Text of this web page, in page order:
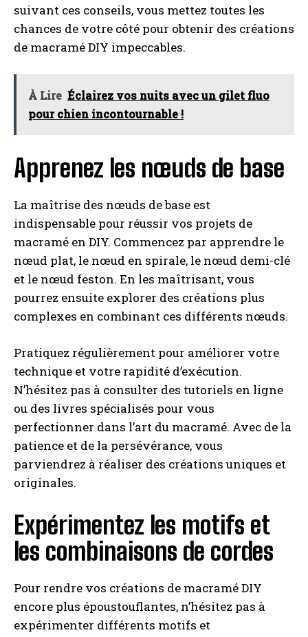
suivant ces conseils, vous mettez toutes les
chances de votre côté pour obtenir des créations
de macramé DIY impeccables.
À Lire Éclairez vos nuits avec un gilet fluo
pour chien incontournable !
Apprenez les nœuds de base
La maîtrise des nœuds de base est
indispensable pour réussir vos projets de
macramé en DIY. Commencez par apprendre le
nœud plat, le nœud en spirale, le nœud demi-clé
et le nœud feston. En les maîtrisant, vous
pourrez ensuite explorer des créations plus
complexes en combinant ces différents nœuds.
Pratiquez régulièrement pour améliorer votre
technique et votre rapidité d’exécution.
N’hésitez pas à consulter des tutoriels en ligne
ou des livres spécialisés pour vous
perfectionner dans l’art du macramé. Avec de la
patience et de la persévérance, vous
parviendrez à réaliser des créations uniques et
originales.
Expérimentez les motifs et
les combinaisons de cordes
Pour rendre vos créations de macramé DIY
encore plus époustouflantes, n’hésitez pas à
expérimenter différents motifs et